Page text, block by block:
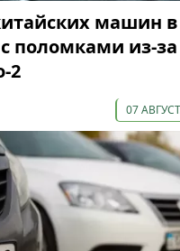
машин в
поломками из-за
2
07